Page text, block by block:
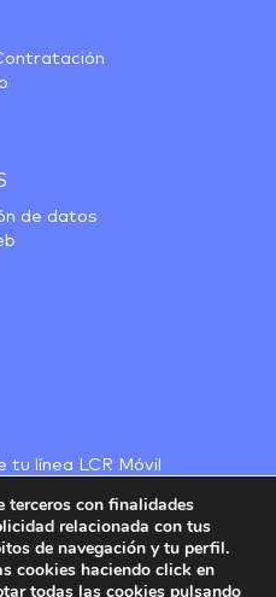
de datos
tu línea LCR Móvil
terceros con finalidades
relacionada con tus
de navegación y tu perfil.
cookies haciendo click en
todas las cookies pulsando